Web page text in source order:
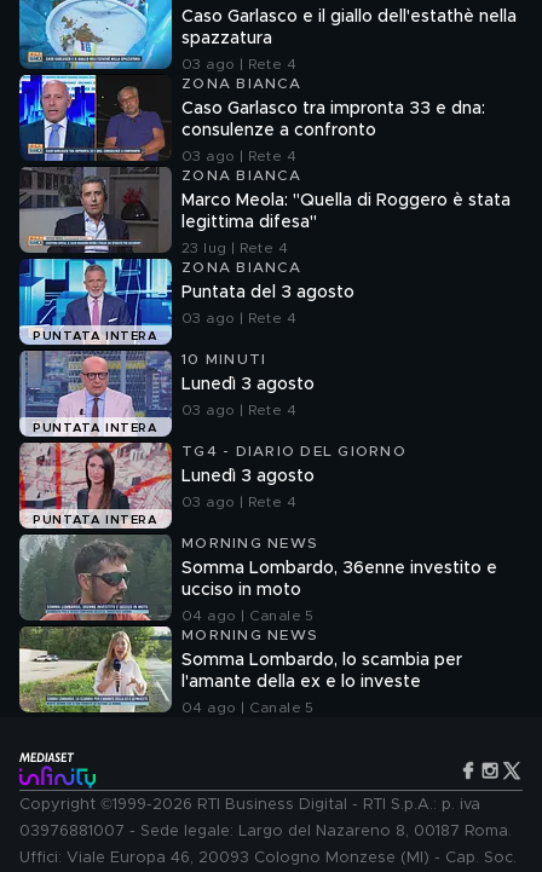
Caso Garlasco e il giallo dell'estathè nella
spazzatura
03 ago | Rete 4
ZONA BIANCA
Caso Garlasco tra impronta 33 e dna:
consulenze a confronto
03 ago | Rete 4
ZONA BIANCA
Marco Meola: "Quella di Roggero è stata
legittima difesa"
23 lug | Rete 4
PUNTATA INTERA
ZONA BIANCA
Puntata del 3 agosto
03 ago | Rete 4
PUNTATA INTERA
10 MINUTI
Lunedì 3 agosto
03 ago | Rete 4
PUNTATA INTERA
TG4 - DIARIO DEL GIORNO
Lunedì 3 agosto
03 ago | Rete 4
MORNING NEWS
Somma Lombardo, 36enne investito e
ucciso in moto
04 ago | Canale 5
MORNING NEWS
Somma Lombardo, lo scambia per
l'amante della ex e lo investe
04 ago | Canale 5
Copyright ©1999-2026 RTI Business Digital - RTI S.p.A.: p. iva
03976881007 - Sede legale: Largo del Nazareno 8, 00187 Roma.
Uffici: Viale Europa 46, 20093 Cologno Monzese (MI) - Cap. Soc.